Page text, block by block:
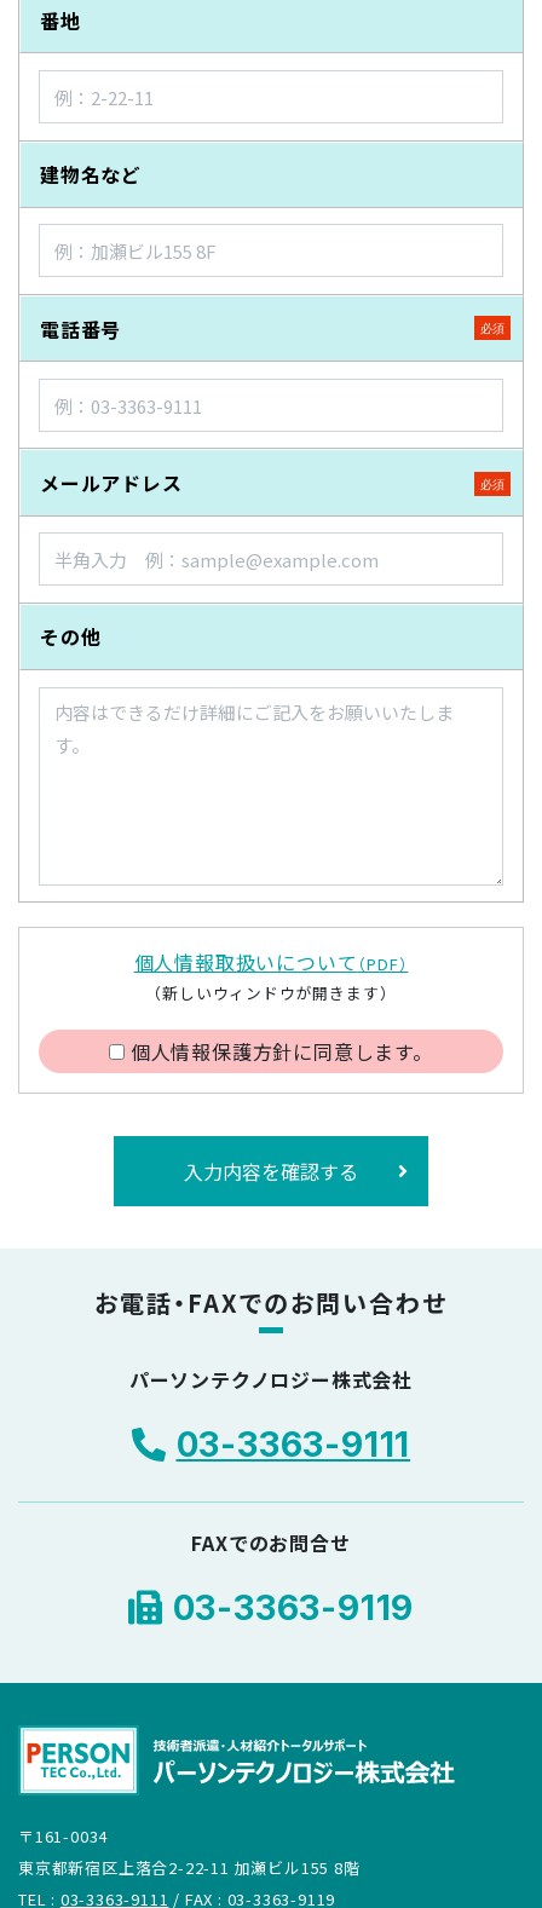
番地
建物名など
電話番号
メールアドレス
その他
個人情報取扱いについて （PDF）
（新しいウィンドウが開きます）
個人情報保護方針に同意します。
入力内容を確認する
お電話・FAXでのお問い合わせ
パーソンテクノロジー株式会社
03-3363-9111
FAXでのお問合せ
03-3363-9119
〒161-0034
東京都新宿区上落合2-22-11 加瀬ビル155 8階
TEL : 03-3363-9111 / FAX : 03-3363-9119